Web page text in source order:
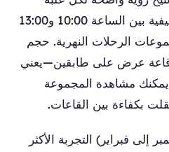
عرض. تشهد الصباحات الصيفية بين الساعة 10:00 و13:00
الرحلات النهرية. حجم
الصغير نسبياً—12 قاعة عرض على طابقين—يعني
مشاهدة المجموعة
إلى فبراير) التجربة الأكثر